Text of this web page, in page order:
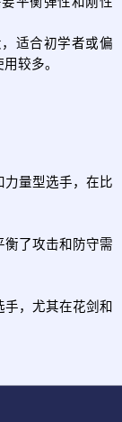
适合初学者或偏
较多。
量型选手，在比
了攻击和防守需
，尤其在花剑和